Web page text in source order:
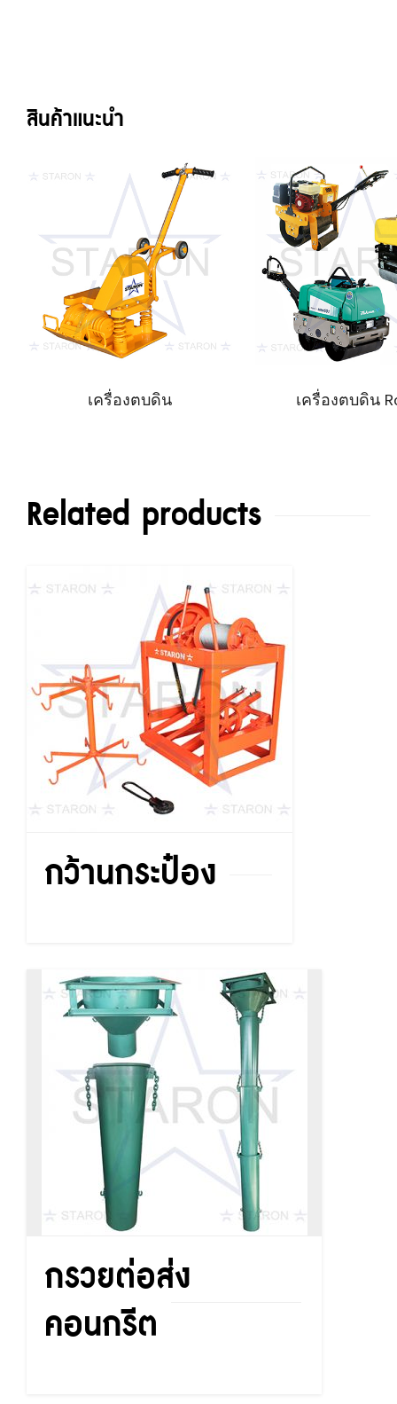
สินค้าแนะนำ
เครื่องตบดิน เครื่องตบดิน
Related products
กว้านกระป๋อง
กรวยต่อส่ง
คอนกรีต